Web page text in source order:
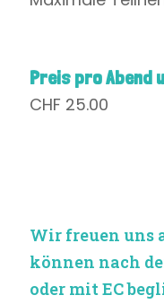
Preis pro Abend
CHF 25.00
Wir freuen uns
können nach
oder mit EC